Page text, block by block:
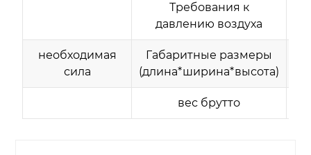
Требования к
давлению воздуха
необходимая
сила
Габаритные размеры
(длина*ширина*высота)
вес брутто